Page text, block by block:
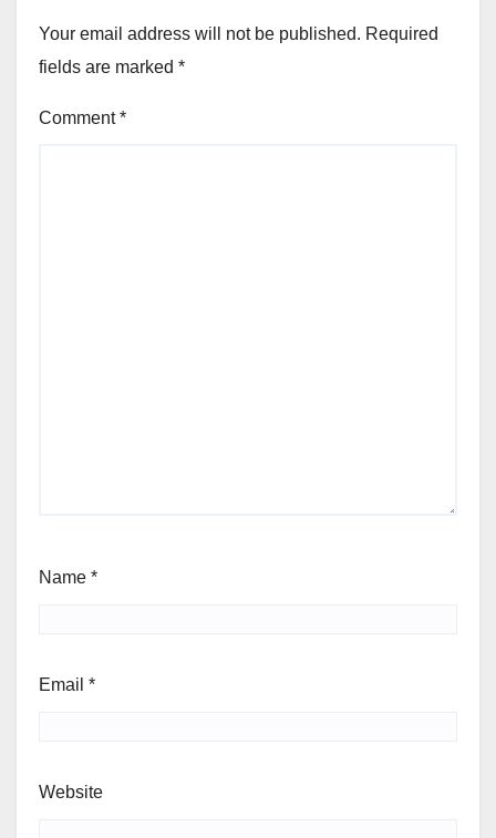
Your email address will not be published. Required
fields are marked *
Comment*
Name *
Email *
Website